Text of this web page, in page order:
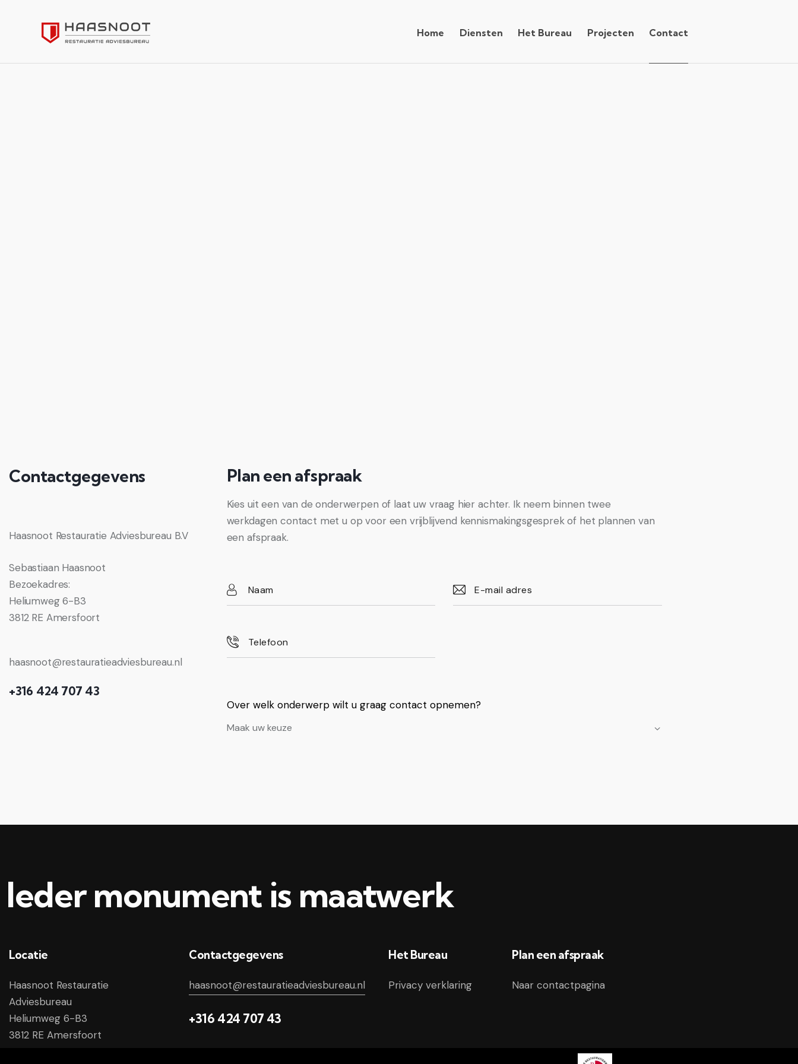
Home Diensten Het Bureau Projecten Contact
Contactgegevens
Haasnoot Restauratie Adviesbureau B.V
Sebastiaan Haasnoot
Bezoekadres:
Heliumweg 6-B3
3812 RE Amersfoort
haasnoot@restauratieadviesbureau.nl
+316 424 707 43
Plan een afspraak
Kies uit een van de onderwerpen of laat uw vraag hier achter. Ik neem binnen twee
werkdagen contact met u op voor een vrijblijvend kennismakingsgesprek of het plannen van
een afspraak.
Over welk onderwerp wilt u graag contact opnemen?
Ieder monument is maatwerk
Locatie
Haasnoot Restauratie
Adviesbureau
Heliumweg 6-B3
3812 RE Amersfoort
Contactgegevens
haasnoot@restauratieadviesbureau.nl
+316 424 707 43
Het Bureau
Privacy verklaring
Plan een afspraak
Naar contactpagina